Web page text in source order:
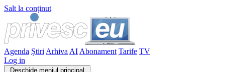
Salt la conținut
Agenda Știri Arhiva AI Abonament Tarife TV
Log in
Deschide meniul principal